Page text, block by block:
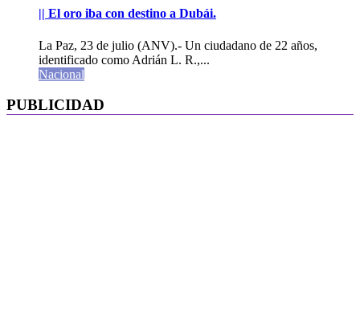
|| El oro iba con destino a Dubái.
La Paz, 23 de julio (ANV).- Un ciudadano de 22 años,
identificado como Adrián L. R.,...
Nacional
PUBLICIDAD